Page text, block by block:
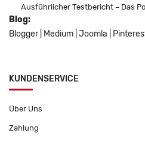
Ausführlicher Testbericht – Das
Blog:
Blogger
Medium Joomla
KUNDENSERVICE
Über Uns
Zahlung